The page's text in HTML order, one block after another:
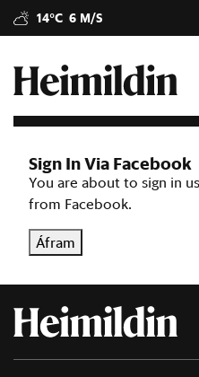
14°C 6 M/S
Sign In Via Facebook
You are about to sign in
from Facebook.
Áfram